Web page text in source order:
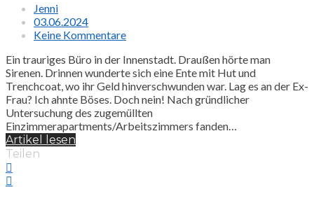
Jenni
03.06.2024
Keine Kommentare
Ein trauriges Büro in der Innenstadt. Draußen hörte man
Sirenen. Drinnen wunderte sich eine Ente mit Hut und
Trenchcoat, wo ihr Geld hinverschwunden war. Lag es an der Ex-
Frau? Ich ahnte Böses. Doch nein! Nach gründlicher
Untersuchung des zugemüllten
Einzimmerapartments/Arbeitszimmers fanden…
Artikel lesen
Teilen